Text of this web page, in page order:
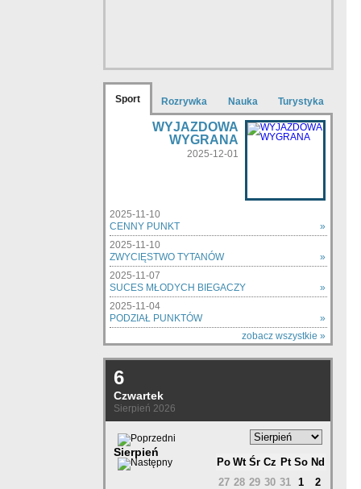
Sport Rozrywka Nauka Turystyka
WYJAZDOWA
WYGRANA
2025-12-01
2025-11-10
CENNY PUNKT
»
2025-11-10
ZWYCIĘSTWO TYTANÓW
»
2025-11-07
SUCES MŁODYCH BIEGACZY
»
2025-11-04
PODZIAŁ PUNKTÓW
»
zobacz wszystkie »
6
Czwartek
Sierpień 2026
Sierpień
Po Wt Śr Cz Pt So Nd
27 28 29 30 31 1
2